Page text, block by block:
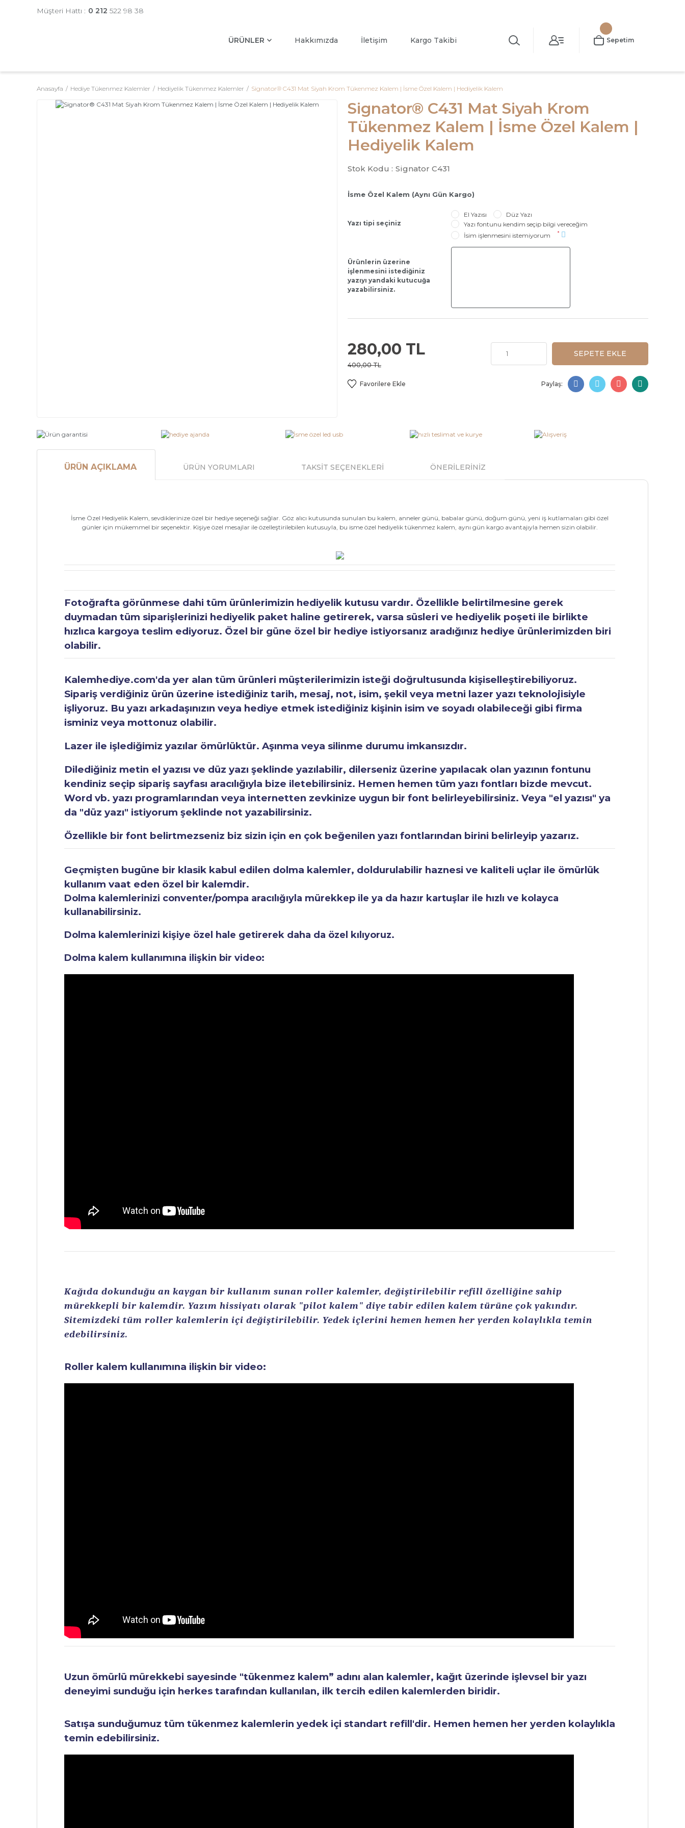
Müşteri Hattı : 0 212 522 98 38
ÜRÜNLER Hakkımızda İletişim Kargo Takibi Sepetim
Anasayfa Hediye Tükenmez Kalemler Hediyelik Tükenmez Kalemler Signator® C431 Mat Siyah Krom Tükenmez Kalem | İsme Özel Kalem | Hediyelik Kalem
Signator® C431 Mat Siyah Krom
Tükenmez Kalem | İsme Özel Kalem |
Hediyelik Kalem
Stok Kodu : Signator C431
İsme Özel Kalem (Aynı Gün Kargo)
Yazı tipi seçiniz
El Yazısı
Düz Yazı
Yazı fontunu kendim seçip bilgi vereceğim
İsim işlenmesini istemiyorum
*
Ürünlerin üzerine
işlenmesini istediğiniz
yazıyı yandaki kutucuğa
yazabilirsiniz.
280,00 TL
400,00 TL
SEPETE EKLE
Paylaş:
ÜRÜN AÇIKLAMA ÜRÜN YORUMLARI TAKSİT SEÇENEKLERİ ÖNERİLERİNİZ
İsme Özel Hediyelik Kalem, sevdiklerinize özel bir hediye seçeneği sağlar. Göz alıcı kutusunda sunulan bu kalem, anneler günü, babalar günü, doğum günü, yeni iş kutlamaları gibi özel
günler için mükemmel bir seçenektir. Kişiye özel mesajlar ile özelleştirilebilen kutusuyla, bu isme özel hediyelik tükenmez kalem, aynı gün kargo avantajıyla hemen sizin olabilir.
Fotoğrafta görünmese dahi tüm ürünlerimizin hediyelik kutusu vardır. Özellikle belirtilmesine gerek
duymadan tüm siparişlerinizi hediyelik paket haline getirerek, varsa süsleri ve hediyelik poşeti ile birlikte
hızlıca kargoya teslim ediyoruz. Özel bir güne özel bir hediye istiyorsanız aradığınız hediye ürünlerimizden biri
olabilir.
Kalemhediye.com'da yer alan tüm ürünleri müşterilerimizin isteği doğrultusunda kişiselleştirebiliyoruz.
Sipariş verdiğiniz ürün üzerine istediğiniz tarih, mesaj, not, isim, şekil veya metni lazer yazı teknolojisiyle
işliyoruz. Bu yazı arkadaşınızın veya hediye etmek istediğiniz kişinin isim ve soyadı olabileceği gibi firma
isminiz veya mottonuz olabilir.
Lazer ile işlediğimiz yazılar ömürlüktür. Aşınma veya silinme durumu imkansızdır.
Dilediğiniz metin el yazısı ve düz yazı şeklinde yazılabilir, dilerseniz üzerine yapılacak olan yazının fontunu
kendiniz seçip sipariş sayfası aracılığıyla bize iletebilirsiniz. Hemen hemen tüm yazı fontları bizde mevcut.
Word vb. yazı programlarından veya internetten zevkinize uygun bir font belirleyebilirsiniz. Veya "el yazısı" ya
da "düz yazı" istiyorum şeklinde not yazabilirsiniz.
Özellikle bir font belirtmezseniz biz sizin için en çok beğenilen yazı fontlarından birini belirleyip yazarız.
Geçmişten bugüne bir klasik kabul edilen dolma kalemler, doldurulabilir haznesi ve kaliteli uçlar ile ömürlük
kullanım vaat eden özel bir kalemdir.
Dolma kalemlerinizi conventer/pompa aracılığıyla mürekkep ile ya da hazır kartuşlar ile hızlı ve kolayca
kullanabilirsiniz.
Dolma kalemlerinizi kişiye özel hale getirerek daha da özel kılıyoruz.
Dolma kalem kullanımına ilişkin bir video:
Kağıda dokunduğu an kaygan bir kullanım sunan roller kalemler, değiştirilebilir refill özelliğine sahip
mürekkepli bir kalemdir. Yazım hissiyatı olarak "pilot kalem" diye tabir edilen kalem türüne çok yakındır.
Sitemizdeki tüm roller kalemlerin içi değiştirilebilir. Yedek içlerini hemen hemen her yerden kolaylıkla temin
edebilirsiniz.
Roller kalem kullanımına ilişkin bir video:
Uzun ömürlü mürekkebi sayesinde "tükenmez kalem” adını alan kalemler, kağıt üzerinde işlevsel bir yazı
deneyimi sunduğu için herkes tarafından kullanılan, ilk tercih edilen kalemlerden biridir.
Satışa sunduğumuz tüm tükenmez kalemlerin yedek içi standart refill'dir. Hemen hemen her yerden kolaylıkla
temin edebilirsiniz.